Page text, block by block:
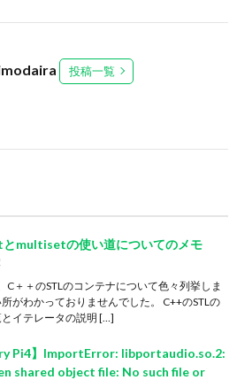
投稿一覧
とmultisetの使い道についてのメモ
C＋＋のSTLのコンテナについて色々列挙しま
がわかっておりませんでした。 C++のSTLの
イテレータの説明 […]
Pi4】ImportError: libportaudio.so.2:
shared object file: No such file or